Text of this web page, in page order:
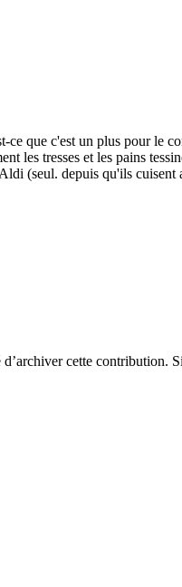
ce que c'est un plus pour le
les tresses et les pains
(seul. depuis qu'ils cuisent
cette contribution.